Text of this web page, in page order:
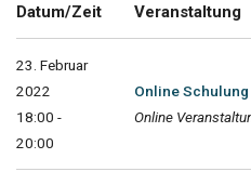
Datum/Zeit Veranstaltung
23. Februar
2022
18:00 -
20:00
Online
Online